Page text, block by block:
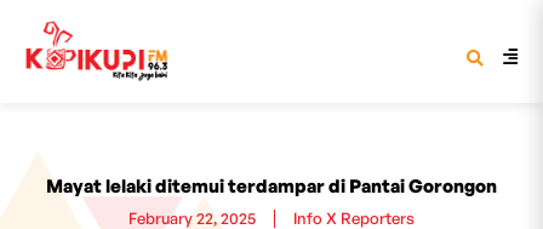
Mayat lelaki ditemui terdampar di Pantai Gorongon
February 22, 2025 Info X Reporters